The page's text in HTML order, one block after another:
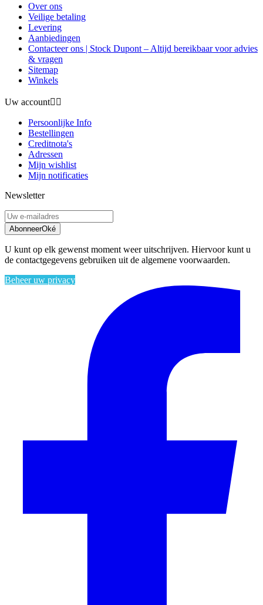
Over ons
Veilige betaling
Levering
Aanbiedingen
Contacteer ons | Stock Dupont – Altijd bereikbaar voor advies
& vragen
Sitemap
Winkels
Uw account 
Persoonlijke Info
Bestellingen
Creditnota's
Adressen
Mijn wishlist
Mijn notificaties
Newsletter
AbonneerOké
U kunt op elk gewenst moment weer uitschrijven. Hiervoor kunt u
de contactgegevens gebruiken uit de algemene voorwaarden.
Beheer uw privacy